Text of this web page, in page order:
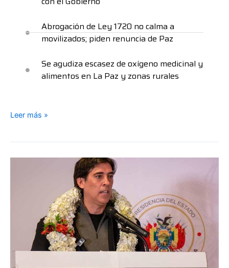
Abrogación de Ley 1720 no calma a
movilizados; piden renuncia de Paz
Se agudiza escasez de oxígeno medicinal y
alimentos en La Paz y zonas rurales
Leer más »
Morales
dialogar